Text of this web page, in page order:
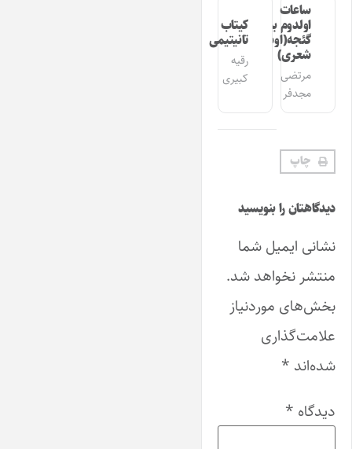
ساعات
اولدوم بیر
گئجه(اوشاق
شعری)
مرتضی
مجدفر
کیتاب
تانیتیمی
رقیه
کبیری
چاپ
دیدگاهتان را بنویسید
نشانی ایمیل شما
منتشر نخواهد شد.
بخش‌های موردنیاز
علامت‌گذاری
شده‌اند *
دیدگاه *